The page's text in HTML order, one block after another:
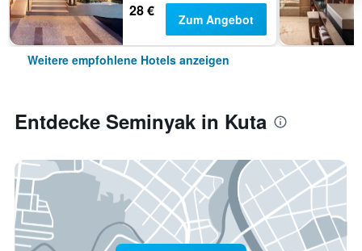
28 € Zum Angebot
Weitere empfohlene Hotels anzeigen
Entdecke Seminyak in Kuta